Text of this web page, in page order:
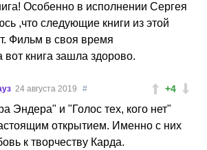
Особенно в исполнении Сергея
,что следующие книги из этой
Фильм в своя время
вот книга зашла здорово.
+4
24 августа 2019 #
Эндера" и "Голос тех, кого нет"
открытием. Именно с них
к творчеству Карда.